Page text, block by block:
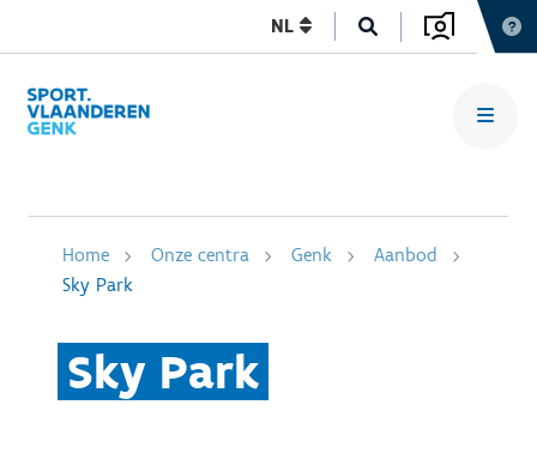
NL
Home Onze centra Genk
Aanbod
Sky Park
Sky Park